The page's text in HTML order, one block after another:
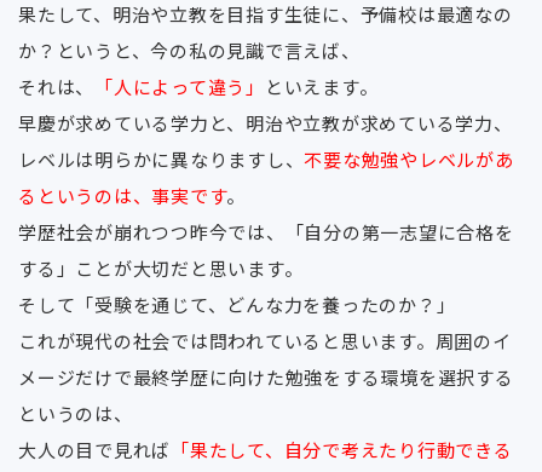
果たして、明治や立教を目指す生徒に、予備校は最適なの
か？というと、今の私の見識で言えば、
それは、
「人によって違う」
といえます。
早慶が求めている学力と、明治や立教が求めている学力、
レベルは明らかに異なりますし、不要な勉強やレベルがあ
るというのは、事実です。
学歴社会が崩れつつ昨今では、「自分の第一志望に合格を
する」ことが大切だと思います。
そして「受験を通じて、どんな力を養ったのか？」
これが現代の社会では問われていると思います。周囲のイ
メージだけで最終学歴に向けた勉強をする環境を選択する
というのは、
大人の目で見れば 「果たして、自分で考えたり行動できる